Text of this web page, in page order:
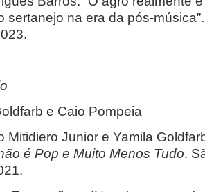
sertanejo na era da pós-
e Caio Pompeia
Mitidiero Junior e Yamila
é Pop e Muito Menos Tudo.